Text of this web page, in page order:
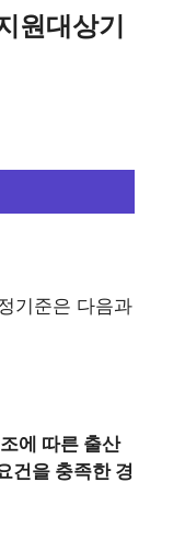
원대상기
기준은 다음과
에 따른 출산
건을 충족한 경